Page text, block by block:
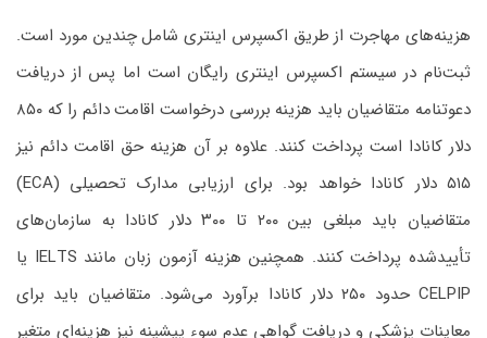
هزینه‌های مهاجرت از طریق اکسپرس اینتری شامل چندین مورد است.
ثبت‌نام در سیستم اکسپرس اینتری رایگان است اما پس از دریافت
دعوتنامه متقاضیان باید هزینه بررسی درخواست اقامت دائم را که ۸۵۰
دلار کانادا است پرداخت کنند. علاوه بر آن هزینه حق اقامت دائم نیز
۵۱۵ دلار کانادا خواهد بود. برای ارزیابی مدارک تحصیلی (ECA)
متقاضیان باید مبلغی بین ۲۰۰ تا ۳۰۰ دلار کانادا به سازمان‌های
تأییدشده پرداخت کنند. همچنین هزینه آزمون زبان مانند IELTS یا
CELPIP حدود ۲۵۰ دلار کانادا برآورد می‌شود. متقاضیان باید برای
معاینات پزشکی و دریافت گواهی عدم سوء پیشینه نیز هزینه‌ای متغیر